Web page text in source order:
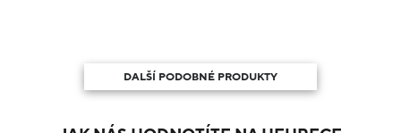
DALŠÍ PODOBNÉ PRODUKTY